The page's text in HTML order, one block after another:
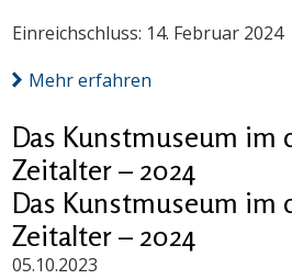
Einreichschluss: 14. Februar 2024
Mehr erfahren
Das Kunstmuseum im
Zeitalter – 2024
Das Kunstmuseum im
Zeitalter – 2024
05.10.2023